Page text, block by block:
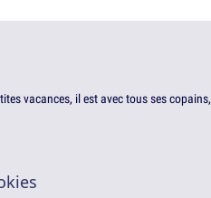
vacances, il est avec tous ses copains,